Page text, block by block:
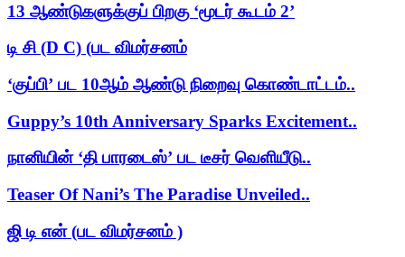
13 ஆண்டுகளுக்குப் பிறகு ‘மூடர் கூடம் 2’
டி சி (D C) (பட விமர்சனம்
‘குப்பி’ பட 10ஆம் ஆண்டு நிறைவு கொண்டாட்டம்..
Guppy’s 10th Anniversary Sparks Excitement..
நானியின் ‘தி பாரடைஸ்’ பட டீசர் வெளியீடு..
Teaser Of Nani’s The Paradise Unveiled..
ஜி டி என் (பட விமர்சனம் )